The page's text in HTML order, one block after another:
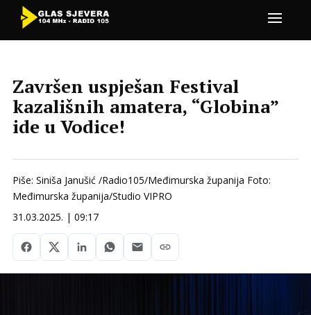
Završen uspješan Festival
kazališnih amatera, “Globina”
ide u Vodice!
Piše: Siniša Janušić /Radio105/Međimurska županija Foto:
Međimurska županija/Studio VIPRO
31.03.2025. | 09:17